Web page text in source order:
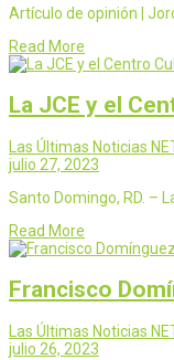
Artículo de opinión |
Read More
La JCE y el
Las Últimas Noticias
julio 27, 2023
Santo Domingo, RD. –
Read More
Francisco
Las Últimas Noticias
julio 26, 2023